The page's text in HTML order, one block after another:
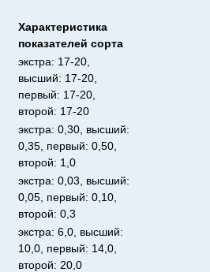
Характеристика
показателей сорта
экстра: 17-20,
высший: 17-20,
первый: 17-20,
второй: 17-20
экстра: 0,30, высший:
0,35, первый: 0,50,
второй: 1,0
экстра: 0,03, высший:
0,05, первый: 0,10,
второй: 0,3
экстра: 6,0, высший:
10,0, первый: 14,0,
второй: 20,0